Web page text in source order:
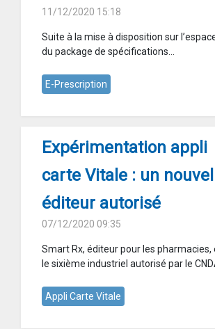
11/12/2020 15:18
Suite à la mise à disposition sur
du package de spécifications...
E-Prescription
Expérimentation appli
carte Vitale : un nouvel
éditeur autorisé
07/12/2020 09:35
Smart Rx, éditeur pour les pharmacies,
le sixième industriel autorisé par le
Appli Carte Vitale